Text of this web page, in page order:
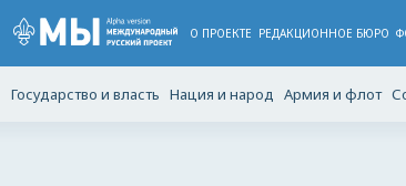
О ПРОЕКТЕ РЕДАКЦИОННОЕ БЮРО
Государство и власть Нация и народ Армия и флот